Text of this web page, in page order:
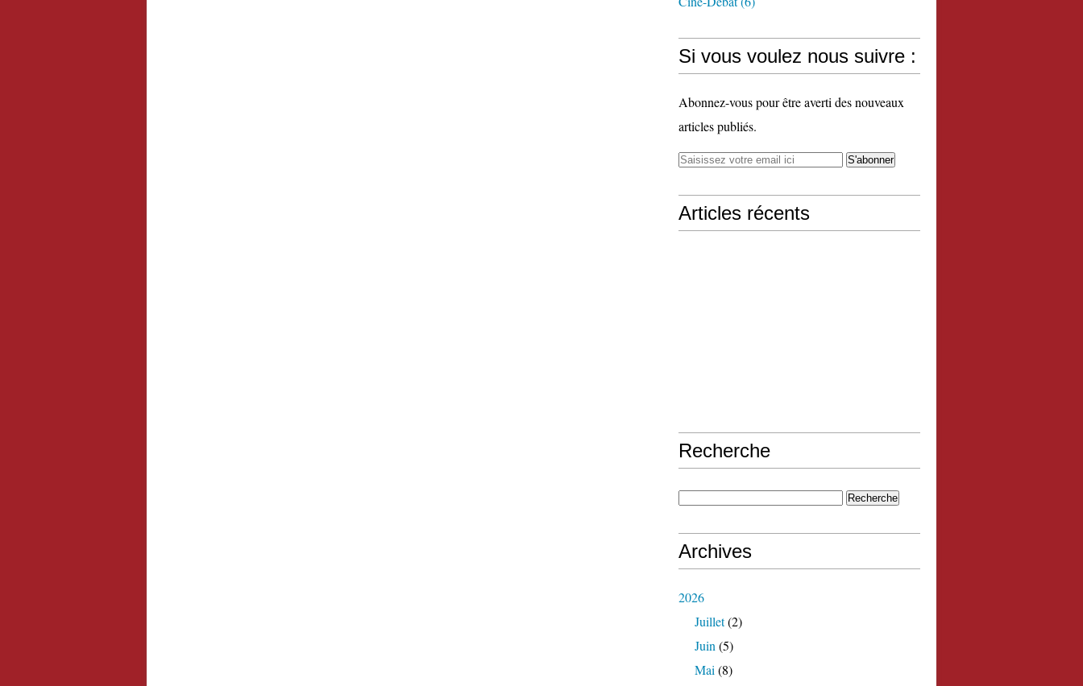
Si vous voulez nous suivre :
Abonnez-vous pour être averti des nouveaux
articles publiés.
Articles récents
Recherche
Archives
2026
Juillet(2)
Juin (5)
Mai (8)